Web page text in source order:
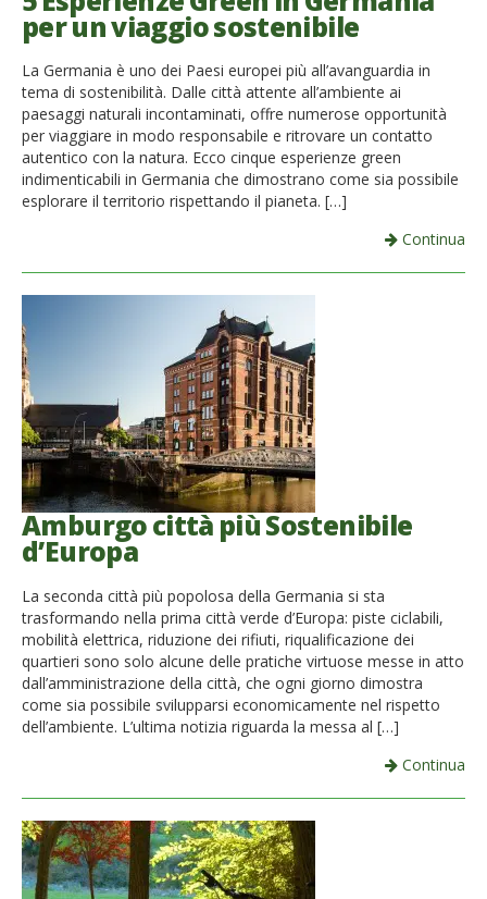
French
Italiano
per un viaggio sostenibile
La Germania è uno dei Paesi europei più all’avanguardia in
tema di sostenibilità. Dalle città attente all’ambiente ai
paesaggi naturali incontaminati, offre numerose opportunità
per viaggiare in modo responsabile e ritrovare un contatto
autentico con la natura. Ecco cinque esperienze green
indimenticabili in Germania che dimostrano come sia possibile
esplorare il territorio rispettando il pianeta. […]
Continua
Amburgo città più Sostenibile
d’Europa
La seconda città più popolosa della Germania si sta
trasformando nella prima città verde d’Europa: piste ciclabili,
mobilità elettrica, riduzione dei rifiuti, riqualificazione dei
quartieri sono solo alcune delle pratiche virtuose messe in atto
dall’amministrazione della città, che ogni giorno dimostra
come sia possibile svilupparsi economicamente nel rispetto
dell’ambiente. L’ultima notizia riguarda la messa al […]
Continua